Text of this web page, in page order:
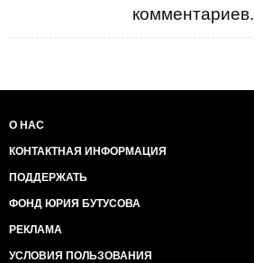
комментариев.
О НАС
КОНТАКТНАЯ ИНФОРМАЦИЯ
ПОДДЕРЖАТЬ
ФОНД ЮРИЯ БУТУСОВА
РЕКЛАМА
УСЛОВИЯ ПОЛЬЗОВАНИЯ